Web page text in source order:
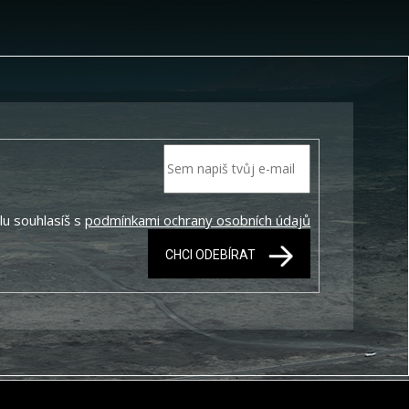
souhlasíš spodmínkami ochrany osobních údajů
CHCI ODEBÍRAT